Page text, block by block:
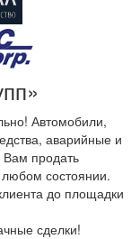
Автомобили,
аварийные и
продать
состоянии.
до площадки
сделки!